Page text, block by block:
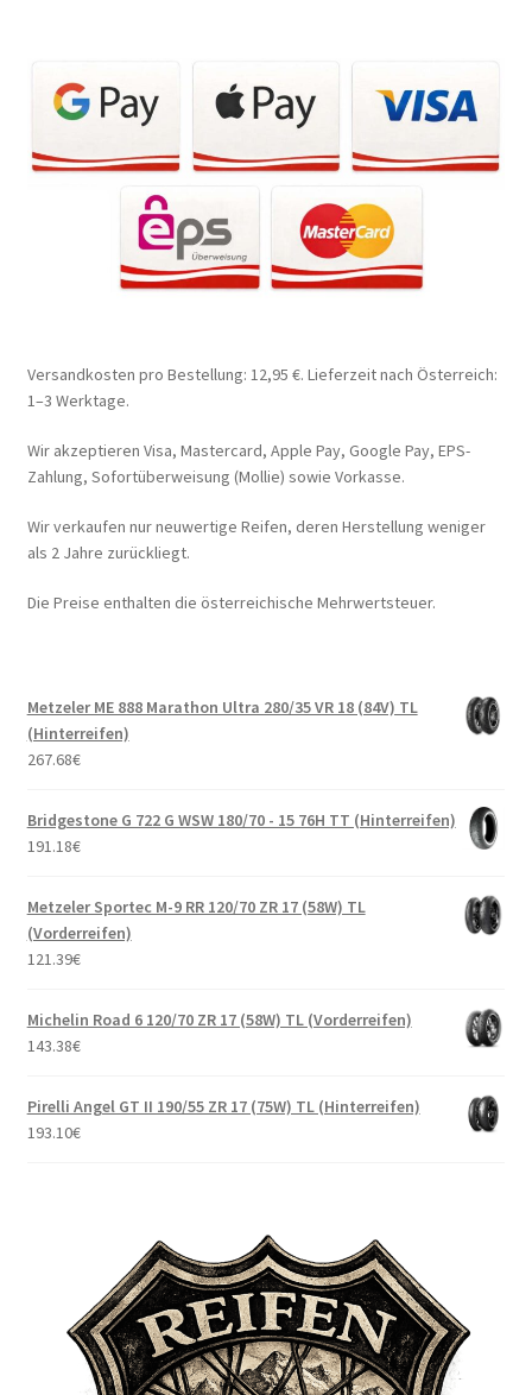
Versandkosten pro Bestellung: 12,95 €. Lieferzeit nach Österreich:
1–3 Werktage.
Wir akzeptieren Visa, Mastercard, Apple Pay, Google Pay, EPS-
Zahlung, Sofortüberweisung (Mollie) sowie Vorkasse.
Wir verkaufen nur neuwertige Reifen, deren Herstellung weniger
als 2 Jahre zurückliegt.
Die Preise enthalten die österreichische Mehrwertsteuer.
Metzeler ME 888 Marathon Ultra 280/35 VR 18 (84V) TL
(Hinterreifen)
267.68€
Bridgestone G 722 G WSW 180/70 - 15 76H TT (Hinterreifen)
191.18€
Metzeler Sportec M-9 RR 120/70 ZR 17 (58W) TL
(Vorderreifen)
121.39€
Michelin Road 6 120/70 ZR 17 (58W) TL (Vorderreifen)
143.38€
Pirelli Angel GT II 190/55 ZR 17 (75W) TL (Hinterreifen)
193.10€